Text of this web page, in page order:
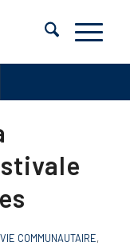
VIE COMMUNAUTAIRE,